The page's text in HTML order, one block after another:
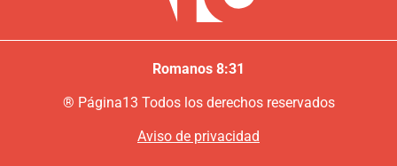
Romanos 8:31
® Página13 Todos los derechos reservados
Aviso de privacidad